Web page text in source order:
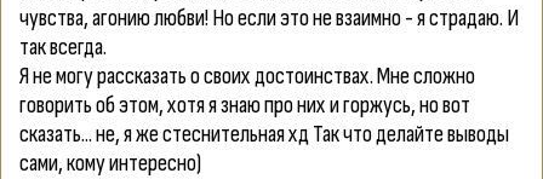
чувства, агонию любви! Но если это не взаимно - я страдаю. И
так всегда.
Я не могу рассказать о своих достоинствах.Мне сложно
говорить об этом, хотя я знаю про них и горжусь, но вот
сказать... не, я же стеснительная хд Так что делайте выводы
сами, кому интересно)